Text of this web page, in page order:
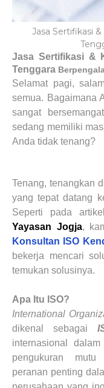
Jasa Sertifikasi
Jasa Sertifikasi &
Tenggara
Selamat pagi,
semua. Bagaimana
sangat
sedang memiliki
Anda tidak tenang?
Tenang, tenangkan
yang tepat datang
Seperti pada
Yayasan Jogja,
Konsultan ISO
bekerja mencari
temukan solusinya.
Apa Itu ISO?
International
dikenal sebagai
internasional
pengukuran
peranan penting